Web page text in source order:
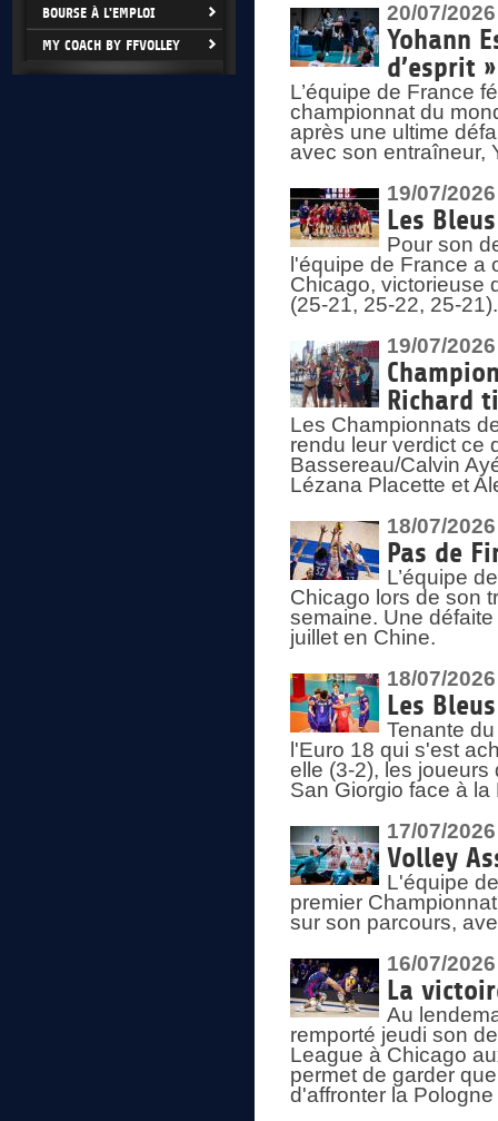
BOURSE À L'EMPLOI
MY COACH BY FFVOLLEY
20/07/2026
Yohann
d’esprit »
L’équipe de France
championnat du
après une ultime
avec son entraîneur,
19/07/2026
Les
Pour son
l'équipe de France a
Chicago, victorieuse
(25-21, 25-22, 25-
19/07/2026
Richard
Les Championnats
rendu leur verdict ce
Bassereau/Calvin
Lézana Placette et
18/07/2026
Pas de
L’équipe
Chicago lors de son
semaine. Une
juillet en Chine.
18/07/2026
Les
Tenante
l'Euro 18 qui s'est
elle (3-2), les
San Giorgio face à la
17/07/2026
Volley
L'équipe
premier
sur son parcours,
16/07/2026
La
Au
remporté jeudi son
League à Chicago
permet de garder
d'affronter la